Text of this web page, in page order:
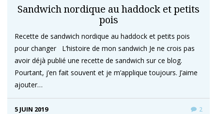
Sandwich nordique au haddock et petits
pois
Recette de sandwich nordique au haddock et petits pois
pour changer L’histoire de mon sandwich Je ne crois pas
avoir déjà publié une recette de sandwich sur ce blog.
Pourtant, j’en fait souvent et je m’applique toujours. J’aime
ajouter…
5 JUIN 2019 2